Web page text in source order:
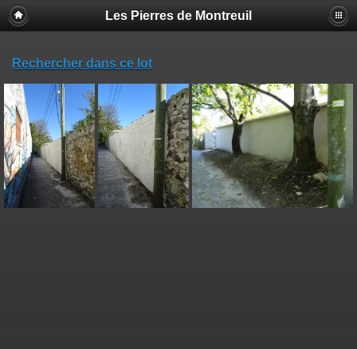
Les Pierres de Montreuil
Rechercher dans ce lot